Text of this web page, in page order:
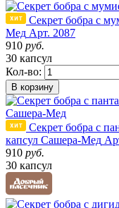
Секрет бобра с
Мед Арт. 2087
910 руб.
30 капсул
Кол-во:
В корзину
Секрет бобра с
капсул Сашера-Мед
910 руб.
30 капсул